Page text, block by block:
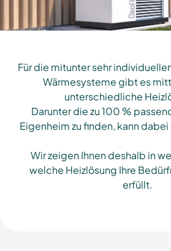
Für die mitunter sehr
Wärmesysteme gibt es
unterschiedliche
Darunter die zu 100 %
Eigenheim zu finden, kann
Wir zeigen Ihnen deshalb in
welche Heizlösung Ihre
erfüllt.